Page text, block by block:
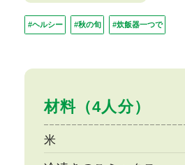
材料（4人分）
米
#ヘルシー #秋の旬 #炊飯器一つで